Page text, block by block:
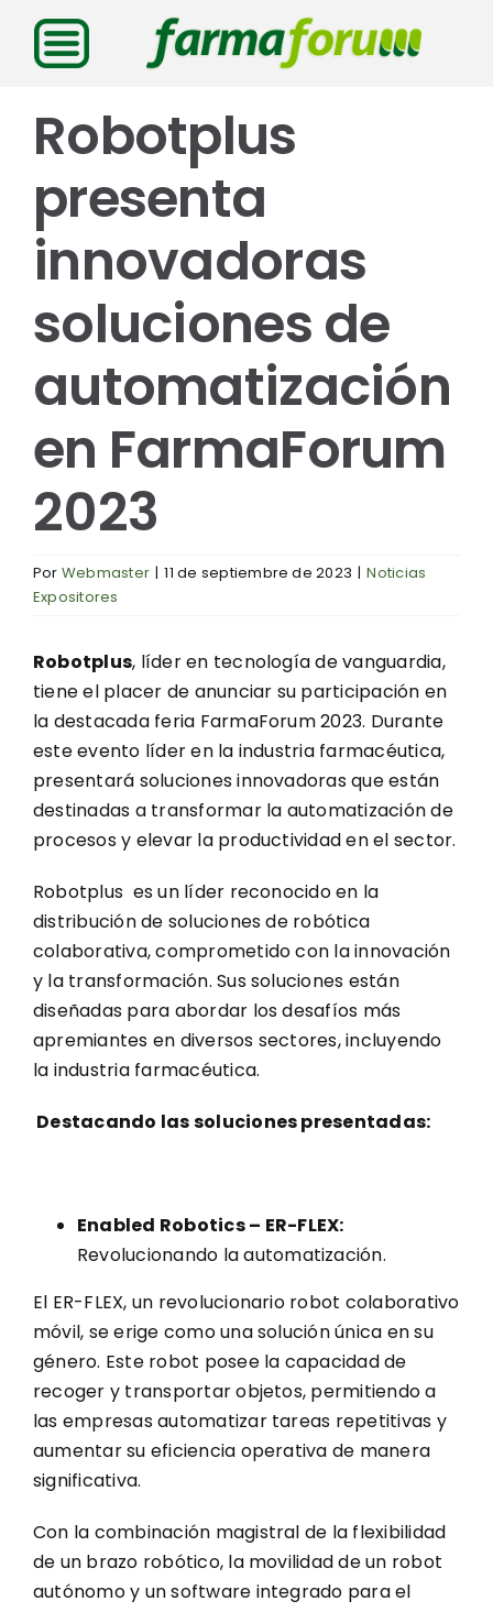
Saltar
contenido
Robotplus
presenta
innovadoras
soluciones de
automatización
en FarmaForum
2023
Por Webmaster | 11 de septiembre de 2023 | Noticias
Expositores
Robotplus, líder en tecnología de vanguardia,
tiene el placer de anunciar su participación en
la destacada feria FarmaForum 2023. Durante
este evento líder en la industria farmacéutica,
presentará soluciones innovadoras que están
destinadas a transformar la automatización de
procesos y elevar la productividad en el sector.
Robotplus es un líder reconocido en la
distribución de soluciones de robótica
colaborativa, comprometido con la innovación
y la transformación. Sus soluciones están
diseñadas para abordar los desafíos más
apremiantes en diversos sectores, incluyendo
la industria farmacéutica.
Destacando las soluciones presentadas:
Enabled Robotics – ER-FLEX:
Revolucionando la automatización.
El ER-FLEX, un revolucionario robot colaborativo
móvil, se erige como una solución única en su
género. Este robot posee la capacidad de
recoger y transportar objetos, permitiendo a
las empresas automatizar tareas repetitivas y
aumentar su eficiencia operativa de manera
significativa.
Con la combinación magistral de la flexibilidad
de un brazo robótico, la movilidad de un robot
autónomo y un software integrado para el